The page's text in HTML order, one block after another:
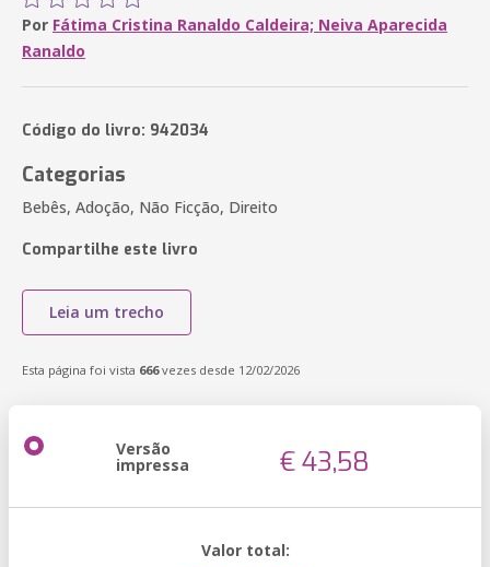
Por Fátima Cristina Ranaldo Caldeira; Neiva Aparecida
Ranaldo
Código do livro: 942034
Categorias
Bebês, Adoção, Não Ficção, Direito
Compartilhe este livro
Leia um trecho
Esta página foi vista 666vezes desde 12/02/2026
Versão
impressa € 43,58
Valor total: